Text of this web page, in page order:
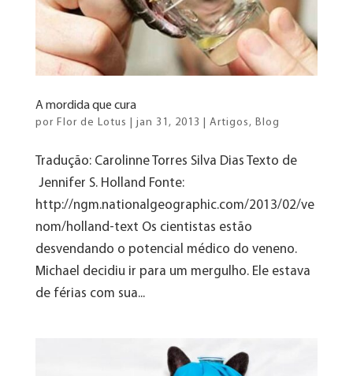
A mordida que cura
por Flor de Lotus jan 31, 2013 Artigos, Blog
Tradução: Carolinne Torres Silva Dias Texto de
Jennifer S. Holland Fonte:
http://ngm.nationalgeographic.com/2013/02/ve
nom/holland-text Os cientistas estão
desvendando o potencial médico do veneno.
Michael decidiu ir para um mergulho. Ele estava
de férias com sua...